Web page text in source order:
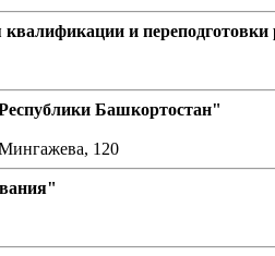
и переподготовки
Башкортостан"
120